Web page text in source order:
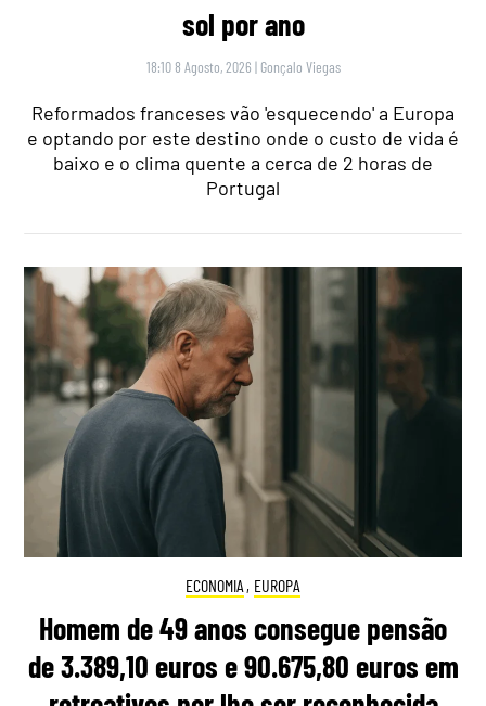
sol por ano
18:10 8 Agosto, 2026 | Gonçalo Viegas
Reformados franceses vão 'esquecendo' a Europa
e optando por este destino onde o custo de vida é
baixo e o clima quente a cerca de 2 horas de
Portugal
ECONOMIA , EUROPA
Homem de 49 anos consegue pensão
de 3.389,10 euros e 90.675,80 euros em